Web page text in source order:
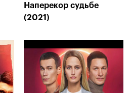
Наперекор судьбе
(2021)